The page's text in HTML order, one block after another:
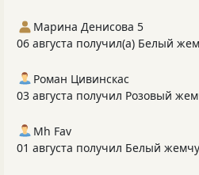
Марина Денисова 5
06 августа получил(а) Белый
Роман Цивинскас
03 августа получил Розовый
Mh Fav
01 августа получил Белый